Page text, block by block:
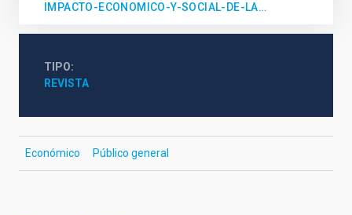
IMPACTO-ECONOMICO-Y-SOCIAL-DE-LA…
TIPO
REVISTA
Económico Público general